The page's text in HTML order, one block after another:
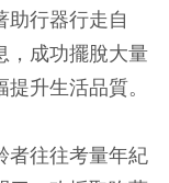
助行器行走自
，成功擺脫大量
升生活品質。
者往往考量年紀